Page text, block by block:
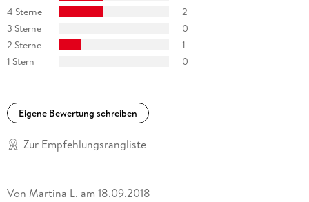
4 Sterne
2
3 Sterne
0
2 Sterne
1
1 Stern
0
Eigene Bewertung schreiben
Zur Empfehlungsrangliste
Von Martina L. am 18.09.2018